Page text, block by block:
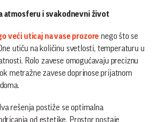
atmosferu i svakodnevni život
veći uticaj na vase prozore nego što se
utiču na količinu svetlosti, temperaturu u
Rolo zavese omogućavaju preciznu
metražne zavese doprinose prijatnom
rešenja postiže se optimalna
od estetike. Prostor postaje